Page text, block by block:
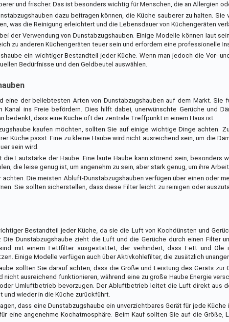
und frischer. Das ist besonders wichtig für Menschen, die an Allergien
dazu beitragen können, die Küche sauberer zu halten. Sie
was die Reinigung erleichtert und die Lebensdauer von Küchengeräten
der Verwendung von Dunstabzugshauben. Einige Modelle können laut
zu anderen Küchengeräten teuer sein und erfordern eine professionelle
ein wichtiger Bestandteil jeder Küche. Wenn man jedoch die Vor-
Bedürfnisse und den Geldbeutel auswählen.
eine der beliebtesten Arten von Dunstabzugshauben auf dem Markt. Sie
Kanal ins Freie befördern. Dies hilft dabei, unerwünschte Gerüche und
bedenkt, dass eine Küche oft der zentrale Treffpunkt in einem Haus ist.
kaufen möchten, sollten Sie auf einige wichtige Dinge achten.
Küche passt. Eine zu kleine Haube wird nicht ausreichend sein, um die
sein wird.
Lautstärke der Haube. Eine laute Haube kann störend sein, besonders
die leise genug ist, um angenehm zu sein, aber stark genug, um ihre
Die meisten Abluft-Dunstabzugshauben verfügen über einen oder
Sie sollten sicherstellen, dass diese Filter leicht zu reinigen oder
Bestandteil jeder Küche, da sie die Luft von Kochdünsten und
Dunstabzugshaube zieht die Luft und die Gerüche durch einen Filter
mit einem Fettfilter ausgestattet, der verhindert, dass Fett und
Einige Modelle verfügen auch über Aktivkohlefilter, die zusätzlich
sollten Sie darauf achten, dass die Größe und Leistung des Geräts zur
nicht ausreichend funktionieren, während eine zu große Haube Energie
Umluftbetrieb bevorzugen. Der Abluftbetrieb leitet die Luft direkt aus
und wieder in die Küche zurückführt.
dass eine Dunstabzugshaube ein unverzichtbares Gerät für jede
eine angenehme Kochatmosphäre. Beim Kauf sollten Sie auf die Größe,